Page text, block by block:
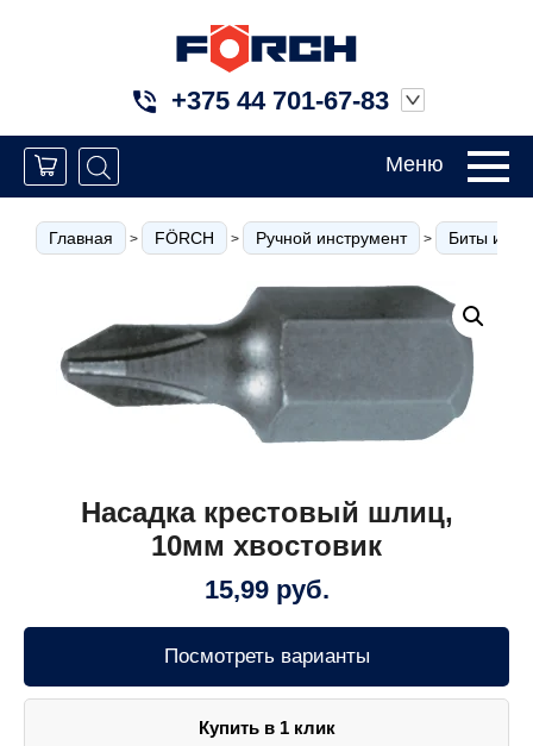
+375 44 701-67-83
Меню
Главная > FÖRCH > Ручной инструмент > Биты и
Насадка крестовый шлиц,
10мм хвостовик
15,99 руб.
Посмотреть варианты
Купить в 1 клик